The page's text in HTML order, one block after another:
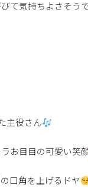
て気持ちよさそう
主役さん
お目目の可愛い笑
口角を上げるドヤ